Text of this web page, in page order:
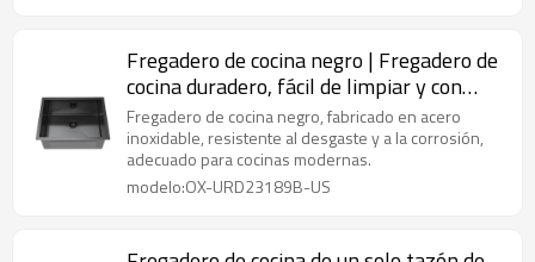
Fregadero de cocina negro | Fregadero de
cocina duradero, fácil de limpiar y con
montaje superior, de estilo rústico con
múltiples accesorios (58 x 46 x 23 cm)
Fregadero de cocina negro, fabricado en acero
inoxidable, resistente al desgaste y a la corrosión,
adecuado para cocinas modernas.
modelo:OX-URD23189B-US